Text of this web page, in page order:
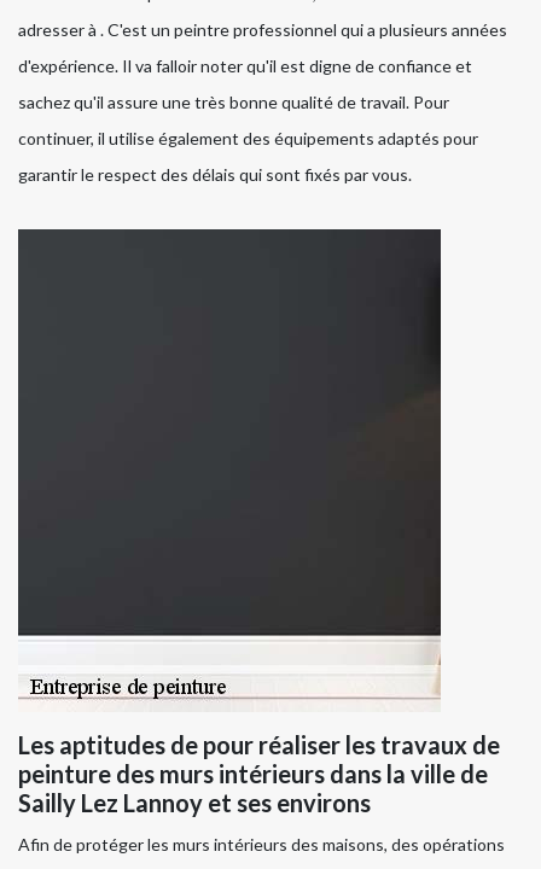
adresser à . C'est un peintre professionnel qui a plusieurs années
d'expérience. Il va falloir noter qu'il est digne de confiance et
sachez qu'il assure une très bonne qualité de travail. Pour
continuer, il utilise également des équipements adaptés pour
garantir le respect des délais qui sont fixés par vous.
Les aptitudes de pour réaliser les travaux de
peinture des murs intérieurs dans la ville de
Sailly Lez Lannoy et ses environs
Afin de protéger les murs intérieurs des maisons, des opérations